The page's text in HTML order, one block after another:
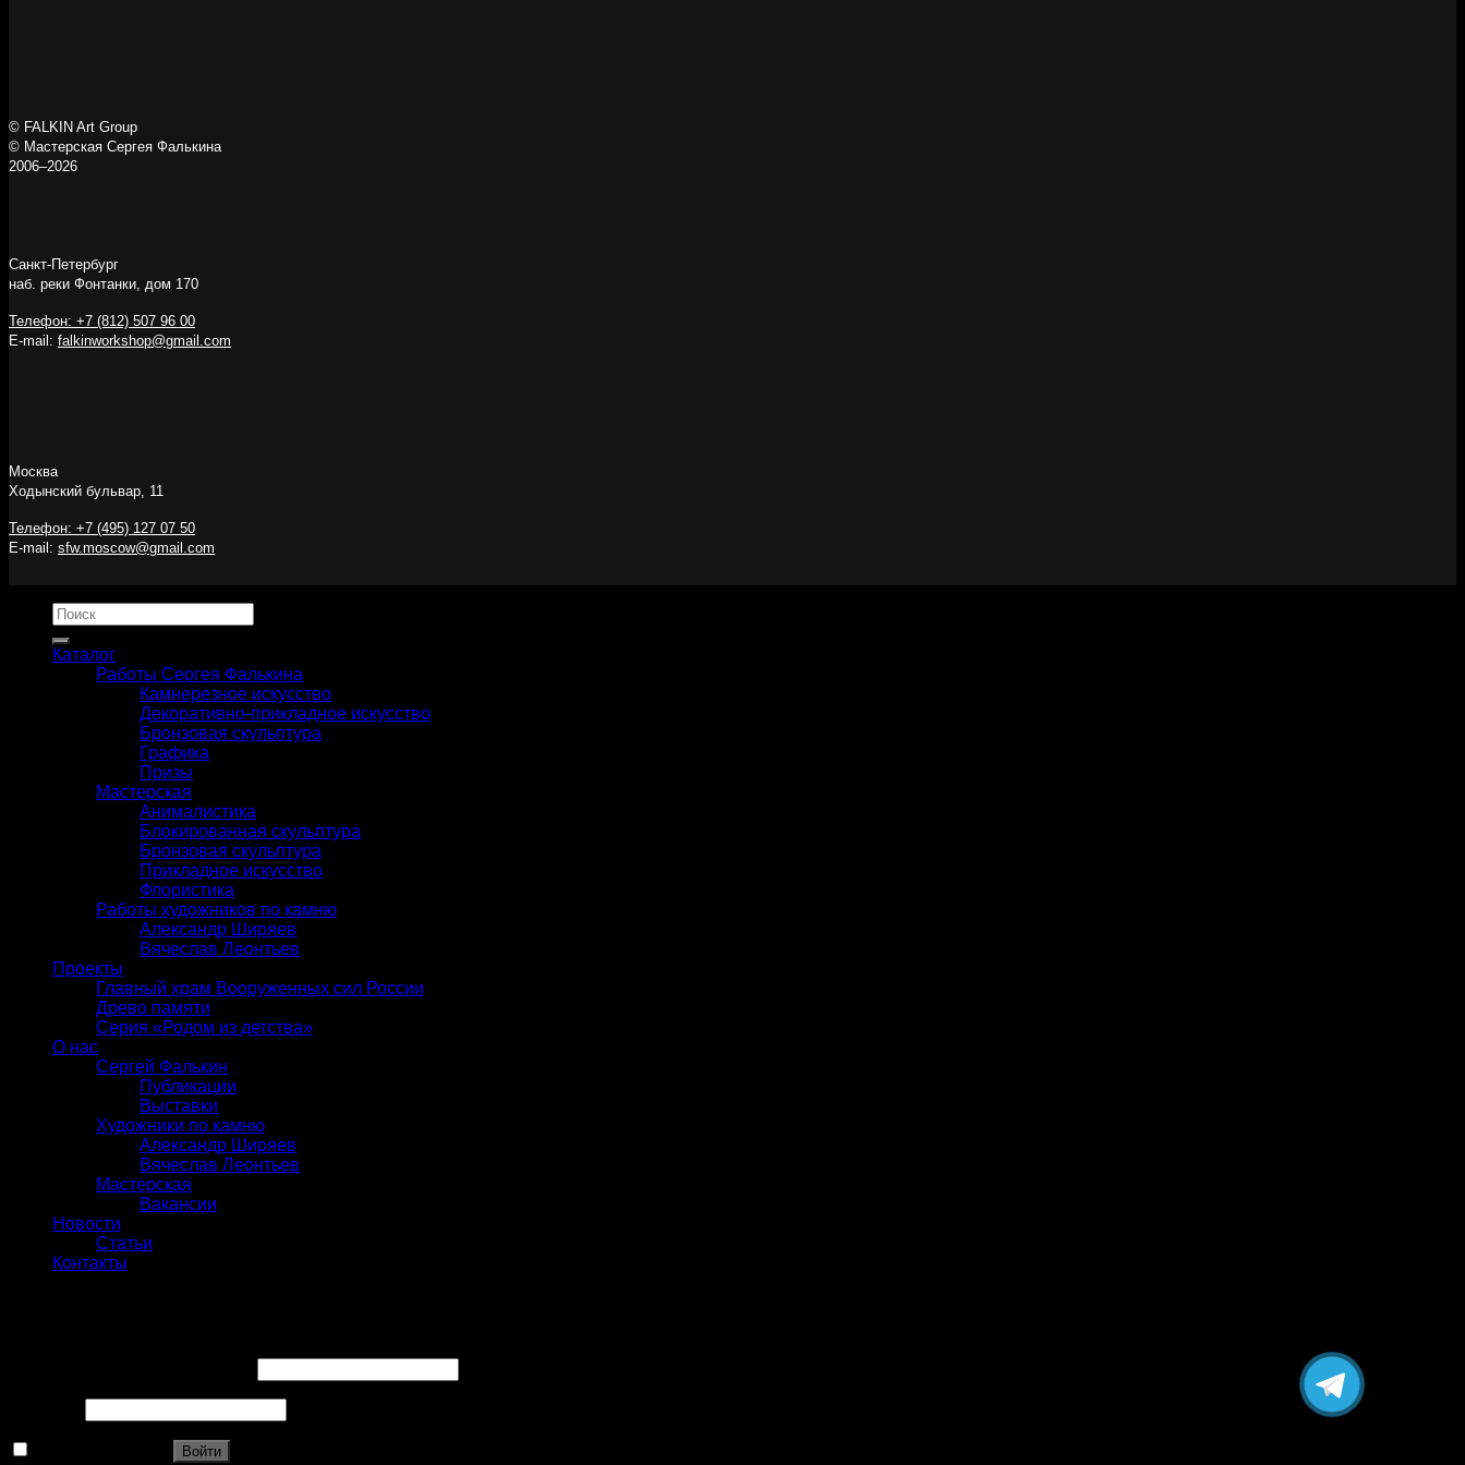
© FALKIN Art Group
© Мастерская Сергея Фалькина
2006–2026
Санкт-Петербург
наб. реки Фонтанки, дом 170
Телефон: +7 (812) 507 96 00
E-mail: falkinworkshop@gmail.com
Москва
Ходынский бульвар, 11
Телефон: +7 (495) 127 07 50
E-mail: sfw.moscow@gmail.com
Искать:
Каталог
Работы Сергея Фалькина
Камнерезное искусство
Декоративно-прикладное искусство
Бронзовая скульптура
Графика
Призы
Мастерская
Анималистика
Блокированная скульптура
Бронзовая скульптура
Прикладное искусство
Флористика
Работы художников по камню
Александр Ширяев
Вячеслав Леонтьев
Проекты
Главный храм Вооруженных сил России
Древо памяти
Серия «Родом из детства»
О нас
Сергей Фалькин
Публикации
Выставки
Художники по камню
Александр Ширяев
Вячеслав Леонтьев
Мастерская
Вакансии
Новости
Статьи
Контакты
Войти